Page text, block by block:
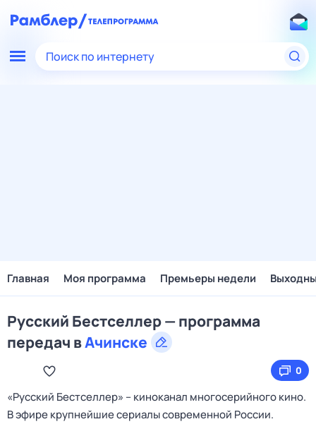
Поиск по интернету
Главная Моя программа Премьеры недели
Русский Бестселлер — программа
передач вАчинске
0
«Русский Бестселлер» – киноканал многосерийного кино.
В эфире крупнейшие сериалы современной России.